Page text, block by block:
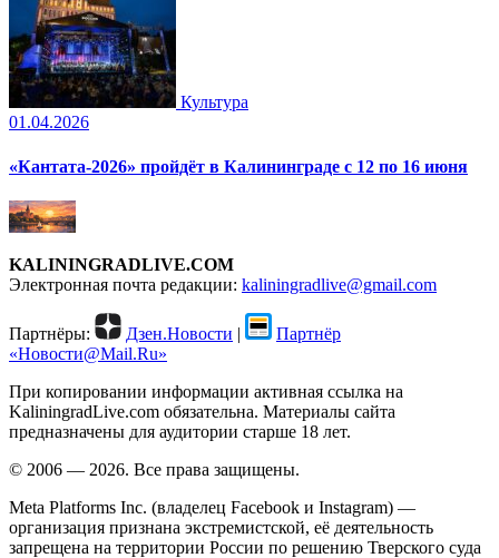
Культура
01.04.2026
«Кантата-2026» пройдёт в Калининграде с 12 по 16 июня
KALININGRADLIVE.COM
Электронная почта редакции: kaliningradlive@gmail.com
Партнёры: Дзен.Новости |
Партнёр
«Новости@Mail.Ru»
При копировании информации активная ссылка на
KaliningradLive.com обязательна. Материалы сайта
предназначены для аудитории старше 18 лет.
© 2006 — 2026. Все права защищены.
Meta Platforms Inc. (владелец Facebook и Instagram) —
организация признана экстремистской, её деятельность
запрещена на территории России по решению Тверского суда